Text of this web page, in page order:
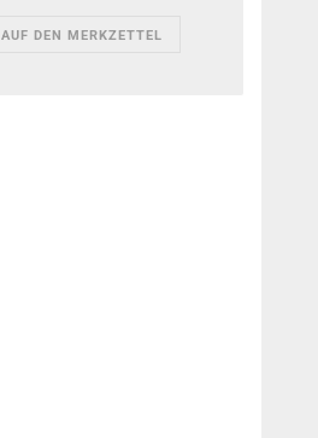
AUF DEN MERKZETTEL